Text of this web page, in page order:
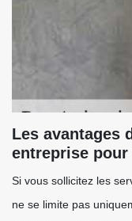
Les avantages
entreprise
Si vous sollicitez les
ne se limite pas